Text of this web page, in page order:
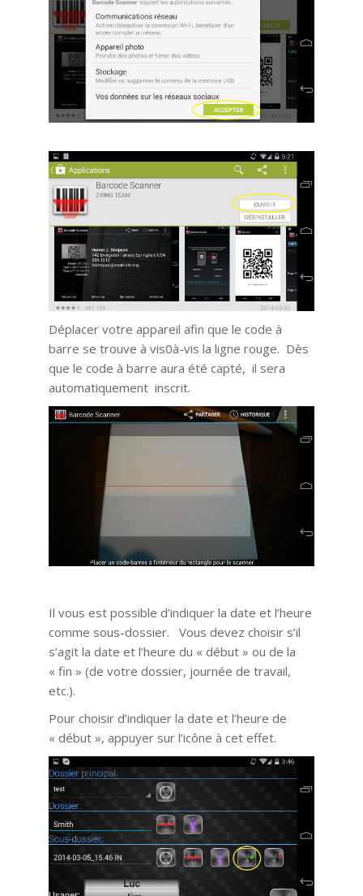
Déplacer votre appareil afin que le code à
barre se trouve à vis0à-vis la ligne rouge. Dès
que le code à barre aura été capté, il sera
automatiquement inscrit.
Il vous est possible d’indiquer la date et l’heure
comme sous-dossier. Vous devez choisir s’il
s’agit la date et l’heure du « début » ou de la
« fin » (de votre dossier, journée de travail,
etc.).
Pour choisir d’indiquer la date et l’heure de
« début », appuyer sur l’icône à cet effet.